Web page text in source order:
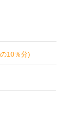
10％分)